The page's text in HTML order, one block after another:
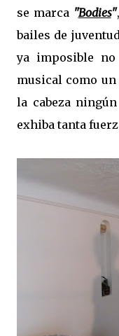
se marca "Bodies"
bailes de
ya imposible no
musical como
la cabeza
exhiba tanta